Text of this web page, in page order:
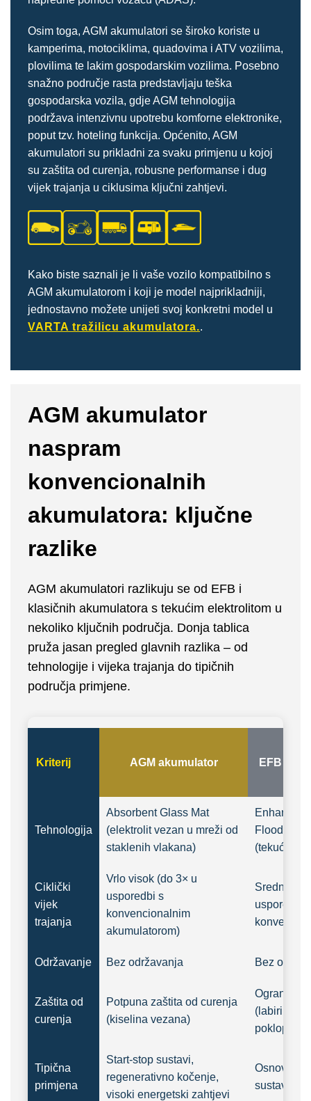
Osim toga, AGM akumulatori se široko koriste u
kamperima, motociklima, quadovima i ATV vozilima,
plovilima te lakim gospodarskim vozilima. Posebno
snažno područje rasta predstavljaju teška
gospodarska vozila, gdje AGM tehnologija
podržava intenzivnu upotrebu komforne elektronike,
poput tzv. hoteling funkcija. Općenito, AGM
akumulatori su prikladni za svaku primjenu u kojoj
su zaštita od curenja, robusne performanse i dug
vijek trajanja u ciklusima ključni zahtjevi.
Kako biste saznali je li vaše vozilo kompatibilno s
AGM akumulatorom i koji je model najprikladniji,
jednostavno možete unijeti svoj konkretni model u
VARTA tražilicu akumulatora..
AGM akumulator
naspram
konvencionalnih
akumulatora: ključne
razlike
AGM akumulatori razlikuju se od EFB i
klasičnih akumulatora s tekućim elektrolitom u
nekoliko ključnih područja. Donja tablica
pruža jasan pregled glavnih razlika – od
tehnologije i vijeka trajanja do tipičnih
područja primjene.
Kriterij AGM akumulator EFB
Tehnologija
Absorbent Glass Mat
(elektrolit vezan u mreži od
staklenih vlakana)
Enhanced
Flooded
(tekući
Ciklički
vijek
trajanja
Vrlo visok (do 3× u
usporedbi s
konvencionalnim
akumulatorom)
Srednji
usporedbi
Održavanje Bez održavanja Bez
Zaštita od
curenja
Potpuna zaštita od curenja
(kiselina vezana)
(labirintni
poklopac)
Tipična
primjena
Start-stop sustavi,
regenerativno kočenje,
visoki energetski zahtjevi
Osnovni
sustavi